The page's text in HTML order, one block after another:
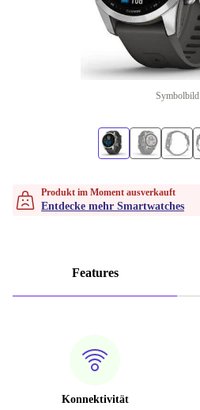
Symbolbild
Produkt im Moment ausverkauft
Entdecke mehr Smartwatches
Features
Konnektivität